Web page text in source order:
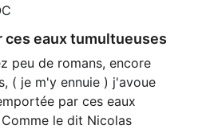
ces eaux tumultueuses
peu de romans, encore
( je m'y ennuie ) j'avoue
par ces eaux
le dit Nicolas